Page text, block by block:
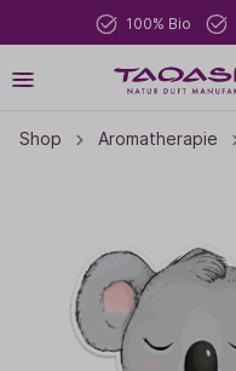
100% Bio
Shop Aromatherapie